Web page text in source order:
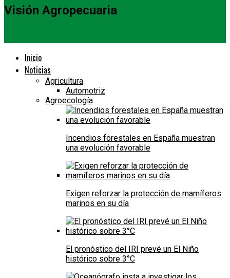
Visión Agropecuaria
Inicio
Noticias
Agricultura
Automotriz
Agroecología
Incendios forestales en España muestran
una evolución favorable
Exigen reforzar la protección de mamíferos
marinos en su día
El pronóstico del IRI prevé un El Niño
histórico sobre 3°C